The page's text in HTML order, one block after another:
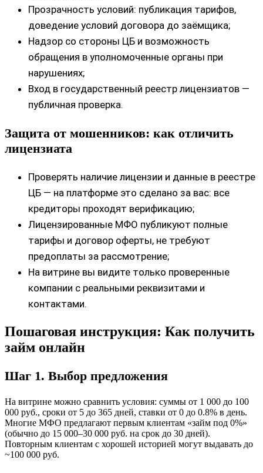
Прозрачность условий: публикация тарифов,
доведение условий договора до заёмщика;
Надзор со стороны ЦБ и возможность
обращения в уполномоченные органы при
нарушениях;
Вход в государственный реестр лицензиатов —
публичная проверка.
Защита от мошенников: как отличить
лицензиата
Проверять наличие лицензии и данные в реестре
ЦБ — на платформе это сделано за вас: все
кредиторы проходят верификацию;
Лицензированные МФО публикуют полные
тарифы и договор оферты, не требуют
предоплаты за рассмотрение;
На витрине вы видите только проверенные
компании с реальными реквизитами и
контактами.
Пошаговая инструкция: Как получить
займ онлайн
Шаг 1. Выбор предложения
На витрине можно сравнить условия: суммы от 1 000 до 100
000 руб., сроки от 5 до 365 дней, ставки от 0 до 0.8% в день.
Многие МФО предлагают первым клиентам «займ под 0%»
(обычно до 15 000–30 000 руб. на срок до 30 дней).
Повторным клиентам с хорошей историей могут выдавать до
~100 000 руб.